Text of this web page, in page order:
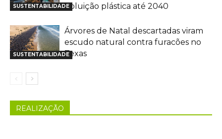
SUSTENTABILIDADEpoluição plástica até 2040
SUSTENTABILIDADE
Árvores de Natal descartadas viram
escudo natural contra furacões no
Texas
REALIZAÇÃO